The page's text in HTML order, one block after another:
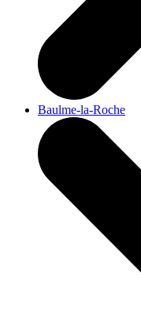
Baulme-la-Roche